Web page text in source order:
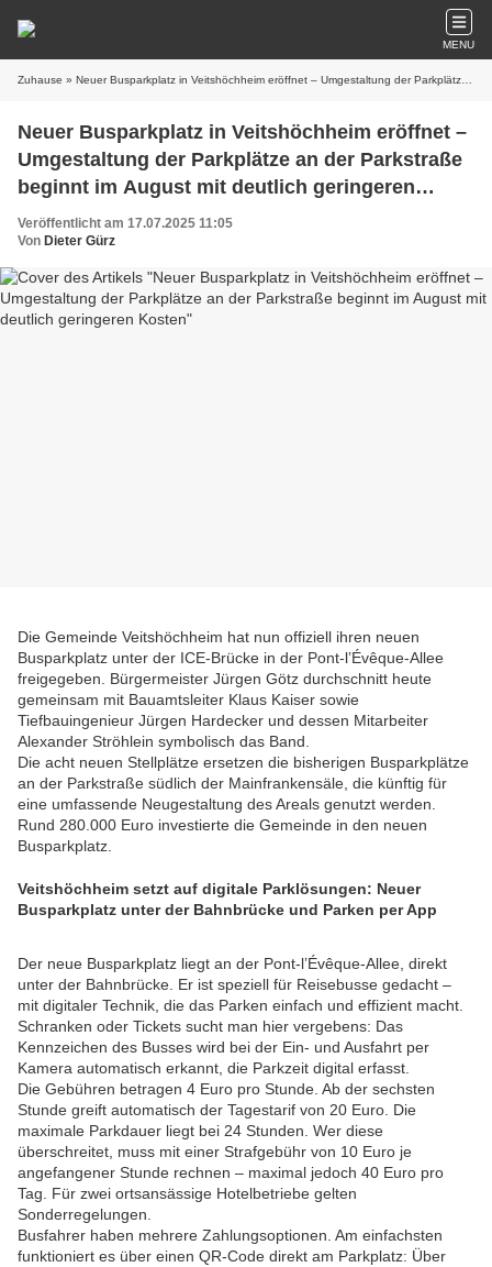
MENU
Zuhause » Neuer Busparkplatz in Veitshöchheim eröffnet – Umgestaltung der Parkplätze an der Parkstraße beginnt im August mit deutlich geringeren Kosten
Neuer Busparkplatz in Veitshöchheim eröffnet –
Umgestaltung der Parkplätze an der Parkstraße
beginnt im August mit deutlich geringeren
Kosten
Veröffentlicht am 17.07.2025 11:05
Von Dieter Gürz
Die Gemeinde Veitshöchheim hat nun offiziell ihren neuen
Busparkplatz unter der ICE-Brücke in der Pont-l’Évêque-Allee
freigegeben. Bürgermeister Jürgen Götz durchschnitt heute
gemeinsam mit Bauamtsleiter Klaus Kaiser sowie
Tiefbauingenieur Jürgen Hardecker und dessen Mitarbeiter
Alexander Ströhlein symbolisch das Band.
Die acht neuen Stellplätze ersetzen die bisherigen Busparkplätze
an der Parkstraße südlich der Mainfrankensäle, die künftig für
eine umfassende Neugestaltung des Areals genutzt werden.
Rund 280.000 Euro investierte die Gemeinde in den neuen
Busparkplatz.
Veitshöchheim setzt auf digitale Parklösungen: Neuer
Busparkplatz unter der Bahnbrücke und Parken per App
Der neue Busparkplatz liegt an der Pont-l’Évêque-Allee, direkt
unter der Bahnbrücke. Er ist speziell für Reisebusse gedacht –
mit digitaler Technik, die das Parken einfach und effizient macht.
Schranken oder Tickets sucht man hier vergebens: Das
Kennzeichen des Busses wird bei der Ein- und Ausfahrt per
Kamera automatisch erkannt, die Parkzeit digital erfasst.
Die Gebühren betragen 4 Euro pro Stunde. Ab der sechsten
Stunde greift automatisch der Tagestarif von 20 Euro. Die
maximale Parkdauer liegt bei 24 Stunden. Wer diese
überschreitet, muss mit einer Strafgebühr von 10 Euro je
angefangener Stunde rechnen – maximal jedoch 40 Euro pro
Tag. Für zwei ortsansässige Hotelbetriebe gelten
Sonderregelungen.
Busfahrer haben mehrere Zahlungsoptionen. Am einfachsten
funktioniert es über einen QR-Code direkt am Parkplatz: Über